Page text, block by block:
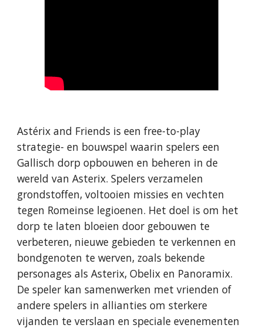
Astérix and Friends is een free-to-play
strategie- en bouwspel waarin spelers een
Gallisch dorp opbouwen en beheren in de
wereld van Asterix. Spelers verzamelen
grondstoffen, voltooien missies en vechten
tegen Romeinse legioenen. Het doel is om het
dorp te laten bloeien door gebouwen te
verbeteren, nieuwe gebieden te verkennen en
bondgenoten te werven, zoals bekende
personages als Asterix, Obelix en Panoramix.
De speler kan samenwerken met vrienden of
andere spelers in allianties om sterkere
vijanden te verslaan en speciale evenementen